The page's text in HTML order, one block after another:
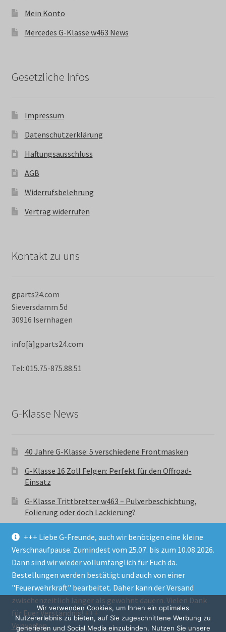
+++ Liebe G-Freunde, auch wir benötigen eine kleine
Verschnaufpause. Zumindest vom 25.07. bis zum 10.08.2026.
Dann sind wir wieder vollumfänglich für Euch da.
Bestellungen werden bestätigt und auch von einer
"Feuerwehrkraft" bearbeitet. Daher kann der Versand
zwischenzeitlich länger als gewohnt dauern. Vielen Dank
für Euer Verständnis! +++
Verwerfen
Mein Konto
Mercedes G-Klasse w463 News
Gesetzliche Infos
Impressum
Datenschutzerklärung
Haftungsausschluss
AGB
Widerrufsbelehrung
Vertrag widerrufen
Kontakt zu uns
gparts24.com
Sieversdamm 5d
30916 Isernhagen
info[ä]gparts24.com
Tel: 015.75-875.88.51
G-Klasse News
40 Jahre G-Klasse: 5 verschiedene Frontmasken
G-Klasse 16 Zoll Felgen: Perfekt für den Offroad-
Einsatz
G-Klasse Trittbretter w463 – Pulverbeschichtung,
Folierung oder doch Lackierung?
© GParts24 - G-Klasse w463 Trittbretter, Felgen,
Ersatzteile & Zubebehör.
Datenschutzerklärung
Alle Preise inkl. der gesetzlichen MwSt.
Wir verwenden Cookies, um Ihnen ein optimales
Nutzererlebnis zu bieten, auf Sie zugeschnittene Werbung zu
generieren und Social Media einzubinden. Nutzen Sie unsere